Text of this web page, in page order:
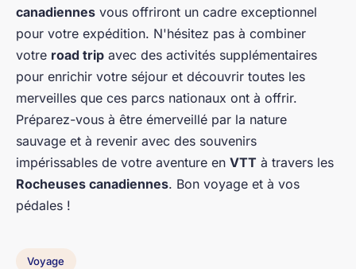
canadiennes vous offriront un cadre exceptionnel
pour votre expédition. N'hésitez pas à combiner
votre road trip avec des activités supplémentaires
pour enrichir votre séjour et découvrir toutes les
merveilles que ces parcs nationaux ont à offrir.
Préparez-vous à être émerveillé par la nature
sauvage et à revenir avec des souvenirs
impérissables de votre aventure en VTT à travers les
Rocheuses canadiennes. Bon voyage et à vos
pédales !
Voyage